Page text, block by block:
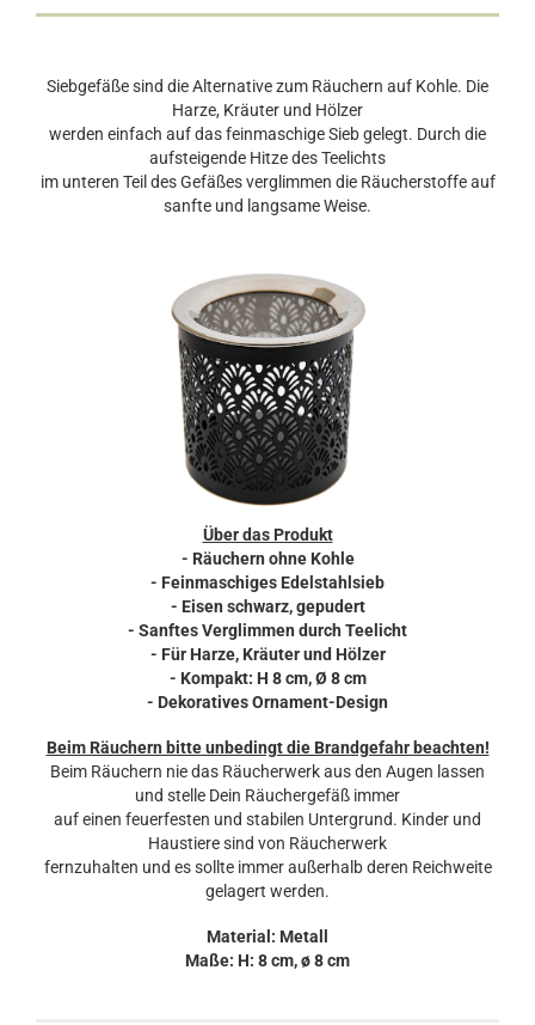
Siebgefäße sind die Alternative zum Räuchern auf Kohle. Die
Harze, Kräuter und Hölzer
werden einfach auf das feinmaschige Sieb gelegt. Durch die
aufsteigende Hitze des Teelichts
im unteren Teil des Gefäßes verglimmen die Räucherstoffe auf
sanfte und langsame Weise.
Über das Produkt
- Räuchern ohne Kohle
- Feinmaschiges Edelstahlsieb
- Eisen schwarz, gepudert
- Sanftes Verglimmen durch Teelicht
- Für Harze, Kräuter und Hölzer
- Kompakt: H 8 cm, Ø 8 cm
- Dekoratives Ornament-Design
Beim Räuchern bitte unbedingt die Brandgefahr beachten!
Beim Räuchern nie das Räucherwerk aus den Augen lassen
und stelle Dein Räuchergefäß immer
auf einen feuerfesten und stabilen Untergrund. Kinder und
Haustiere sind von Räucherwerk
fernzuhalten und es sollte immer außerhalb deren Reichweite
gelagert werden.
Material: Metall
Maße: H: 8 cm, ø 8 cm